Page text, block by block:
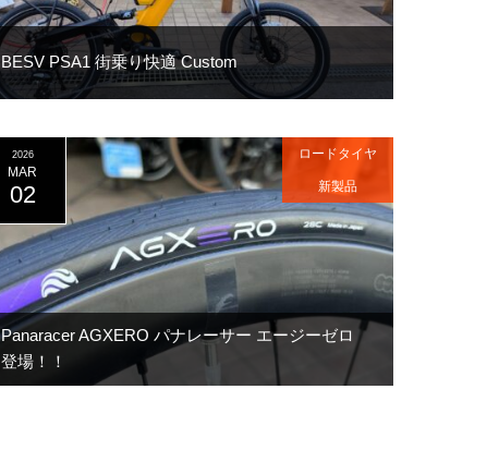
BESV PSA1 街乗り快適 Custom
Panaracer AGXERO パナレーサー エージーゼロ
登場！！
2026
MAR
02
ロードタイヤ
新製品